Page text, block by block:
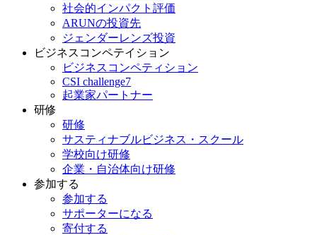
社会的インパクト評価
ARUNの投資先
ジェンダーレンズ投資
ビジネスコンペテイション
ビジネスコンペティション
CSI challenge7
起業家パートナー
研修
研修
サスティナブルビジネス・スクール
学校向け研修
企業・自治体向け研修
参加する
参加する
サポーターになる
寄付する